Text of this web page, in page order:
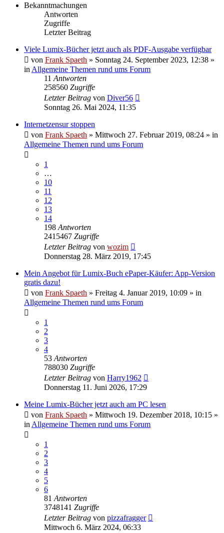
Bekanntmachungen
Antworten
Zugriffe
Letzter Beitrag
Viele Lumix-Bücher jetzt auch als PDF-Ausgabe verfügbar
von Frank Spaeth » Sonntag 24. September 2023, 12:38 »
in Allgemeine Themen rund ums Forum
11 Antworten
258560 Zugriffe
Letzter Beitrag von Diver56
Sonntag 26. Mai 2024, 11:35
Internetzensur stoppen
von Frank Spaeth » Mittwoch 27. Februar 2019, 08:24 » in
Allgemeine Themen rund ums Forum
1
…
10
11
12
13
14
198 Antworten
2415467 Zugriffe
Letzter Beitrag von wozim
Donnerstag 28. März 2019, 17:45
Mein Angebot für Lumix-Buch ePaper-Käufer: App-Version
gratis dazu!
von Frank Spaeth » Freitag 4. Januar 2019, 10:09 » in
Allgemeine Themen rund ums Forum
1
2
3
4
53 Antworten
788030 Zugriffe
Letzter Beitrag von Harry1962
Donnerstag 11. Juni 2026, 17:29
Meine Lumix-Bücher jetzt auch am PC lesen
von Frank Spaeth » Mittwoch 19. Dezember 2018, 10:15 »
in Allgemeine Themen rund ums Forum
1
2
3
4
5
6
81 Antworten
3748141 Zugriffe
Letzter Beitrag von pizzafragger
Mittwoch 6. März 2024, 06:33